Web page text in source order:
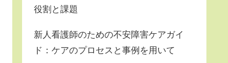
役割と課題
新人看護師のための不安障害ケアガイ
ド：ケアのプロセスと事例を用いて